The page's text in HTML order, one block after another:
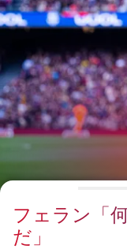
10年毎
会長
レジェン
監督
plusicon
label.aria.plus
プレスパ
スケジュー
チケット
結果
順位表
バルサ
plusicon
label.aria.plus
スケジュー
チケット
結果
PLUSICON
トップチー
plusicon
スケジュー
チケット
結果
トップチー
スケジュー
フェラン「
だ」